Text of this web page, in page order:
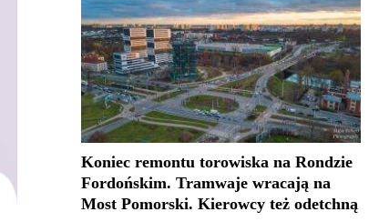
Koniec remontu torowiska na Rondzie
Fordońskim. Tramwaje wracają na
Most Pomorski. Kierowcy też odetchną